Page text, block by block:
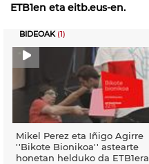
ETB1en eta eitb.eus-en.
BIDEOAK (1)
Mikel Perez eta Iñigo Agirre
''Bikote Bionikoa'' astearte
honetan helduko da ETB1era